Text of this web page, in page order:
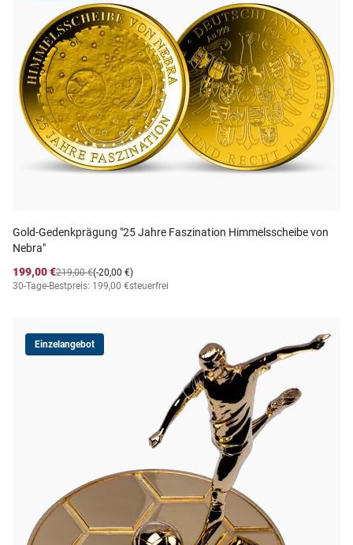
Gold-Gedenkprägung "25 Jahre Faszination Himmelsscheibe von
Nebra"
199,00 €
(-20,00 €)
219,00 €
30-Tage-Bestpreis: 199,00 €steuerfrei
Einzelangebot